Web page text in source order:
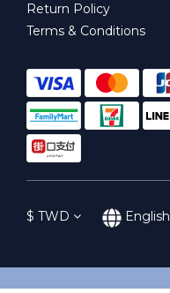
Return Policy
Terms & Conditions
$ TWD English